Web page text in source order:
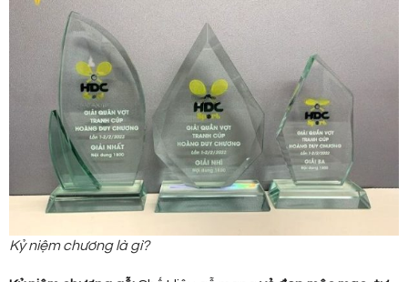
Kỷ niệm chương là gì?